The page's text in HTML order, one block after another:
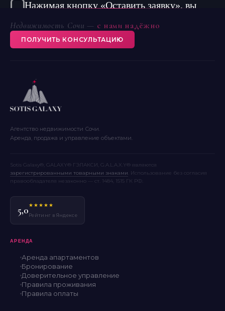
Недвижимость Сочи — с нами надёжно
ПОЛУЧИТЬ КОНСУЛЬТАЦИЮ
Агентство недвижимости Сочи.
Аренда, продажа и управление объектами.
Sotis Galaxy®, GALAXY® ГЭЛАКСИ, G.A.L.A.X.Y® являются
зарегистрированными товарными знаками . Использование без согласия
правообладателя незаконно — ст. 1484, 1515 ГК РФ.
5,0★★★★★
Рейтинг в Яндексе
АРЕНДА
Аренда апартаментов
Бронирование
Доверительное управление
Правила проживания
Правила оплаты